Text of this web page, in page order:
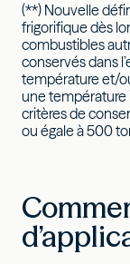
(**) Nouvelle
frigorifique dès
combustibles
conservés dans
température et/
une température
critères de
ou égale à 500